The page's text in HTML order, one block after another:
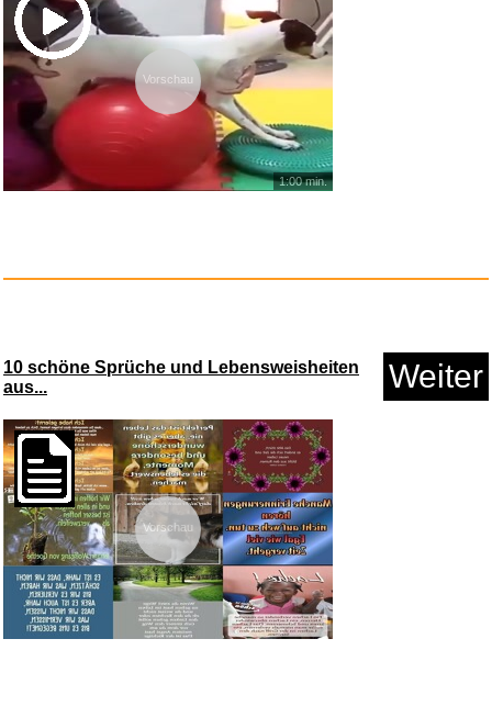
Anzeige
Vorschau
1:00 min.
10 schöne Sprüche und Lebensweisheiten
aus...
Weiter
Vorschau